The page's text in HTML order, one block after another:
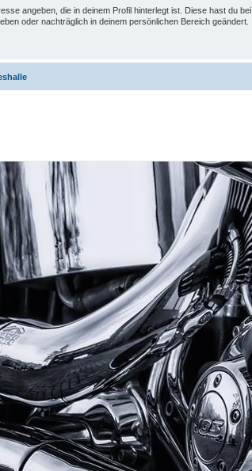
angeben, die in deinem Profil hinterlegt ist. Diese hast du bei
oder nachträglich in deinem persönlichen Bereich geändert.